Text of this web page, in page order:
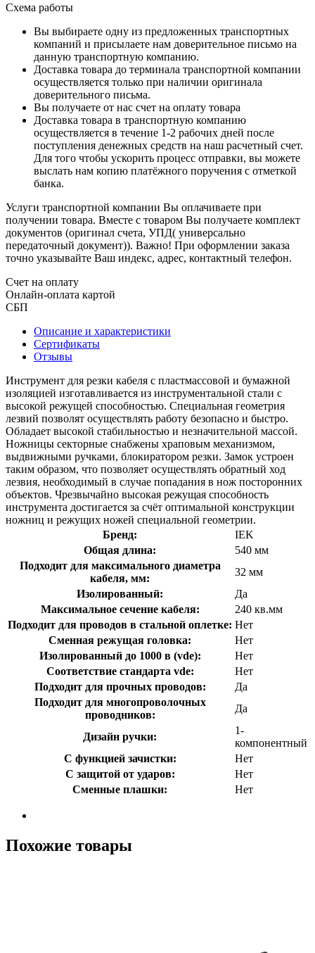
Схема работы
Вы выбираете одну из предложенных транспортных
компаний и присылаете нам доверительное письмо на
данную транспортную компанию.
Доставка товара до терминала транспортной компании
осуществляется только при наличии оригинала
доверительного письма.
Вы получаете от нас счет на оплату товара
Доставка товара в транспортную компанию
осуществляется в течение 1-2 рабочих дней после
поступления денежных средств на наш расчетный счет.
Для того чтобы ускорить процесс отправки, вы можете
выслать нам копию платёжного поручения с отметкой
банка.
Услуги транспортной компании Вы оплачиваете при
получении товара. Вместе с товаром Вы получаете комплект
документов (оригинал счета, УПД( универсально
передаточный документ)). Важно! При оформлении заказа
точно указывайте Ваш индекс, адрес, контактный телефон.
Счет на оплату
Онлайн-оплата картой
СБП
Описание и характеристики
Сертификаты
Отзывы
Инструмент для резки кабеля с пластмассовой и бумажной
изоляцией изготавливается из инструментальной стали с
высокой режущей способностью. Специальная геометрия
лезвий позволят осуществлять работу безопасно и быстро.
Обладает высокой стабильностью и незначительной массой.
Ножницы секторные снабжены храповым механизмом,
выдвижными ручками, блокиратором резки. Замок устроен
таким образом, что позволяет осуществлять обратный ход
лезвия, необходимый в случае попадания в нож посторонних
объектов. Чрезвычайно высокая режущая способность
инструмента достигается за счёт оптимальной конструкции
ножниц и режущих ножей специальной геометрии.
Бренд:
IEK
Общая длина:
540 мм
Подходит для максимального диаметра
кабеля, мм:
32 мм
Изолированный:
Да
Максимальное сечение кабеля:
240 кв.мм
Подходит для проводов в стальной оплетке: Нет
Сменная режущая головка:
Нет
Изолированный до 1000 в (vde):
Нет
Соответствие стандарта vde:
Нет
Подходит для прочных проводов:
Да
Подходит для многопроволочных
проводников:
Да
Дизайн ручки:
1-
компонентный
С функцией зачистки:
Нет
С защитой от ударов:
Нет
Сменные плашки:
Нет
Похожие товары